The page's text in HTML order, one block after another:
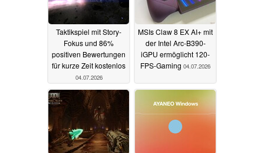
Taktikspiel mit Story-
Fokus und 86%
positiven Bewertungen
für kurze Zeit kostenlos
04.07.2026
MSIs Claw 8 EX AI+ mit
der Intel Arc-B390-
iGPU ermöglicht 120-
FPS-Gaming 04.07.2026